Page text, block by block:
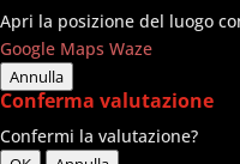
Apri la posizione del luogo
Google Maps Waze
Annulla
Conferma valutazione
Confermi la valutazione?